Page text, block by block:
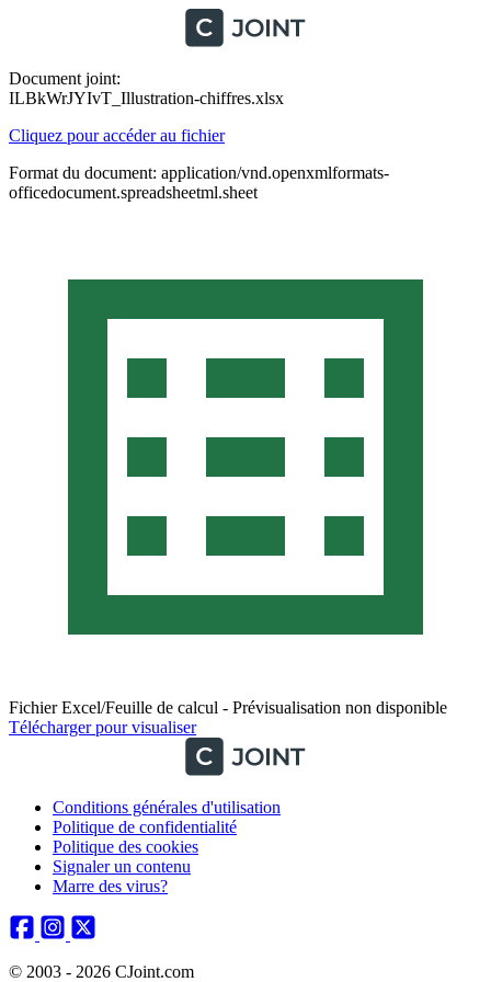
Document joint:
ILBkWrJYIvT_Illustration-chiffres.xlsx
Cliquez pour accéder au fichier
Format du document: application/vnd.openxmlformats-
officedocument.spreadsheetml.sheet
Fichier Excel/Feuille de calcul - Prévisualisation non disponible
Télécharger pour visualiser
Conditions générales d'utilisation
Politique de confidentialité
Politique des cookies
Signaler un contenu
Marre des virus?
© 2003 - 2026 CJoint.com